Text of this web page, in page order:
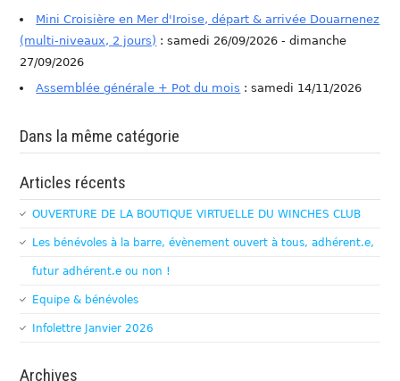
Mini Croisière en Mer d'Iroise, départ & arrivée Douarnenez
(multi-niveaux, 2 jours) : samedi 26/09/2026 - dimanche
27/09/2026
Assemblée générale + Pot du mois : samedi 14/11/2026
Dans la même catégorie
Articles récents
OUVERTURE DE LA BOUTIQUE VIRTUELLE DU WINCHES CLUB
Les bénévoles à la barre, évènement ouvert à tous, adhérent.e,
futur adhérent.e ou non !
Equipe & bénévoles
Infolettre Janvier 2026
Archives